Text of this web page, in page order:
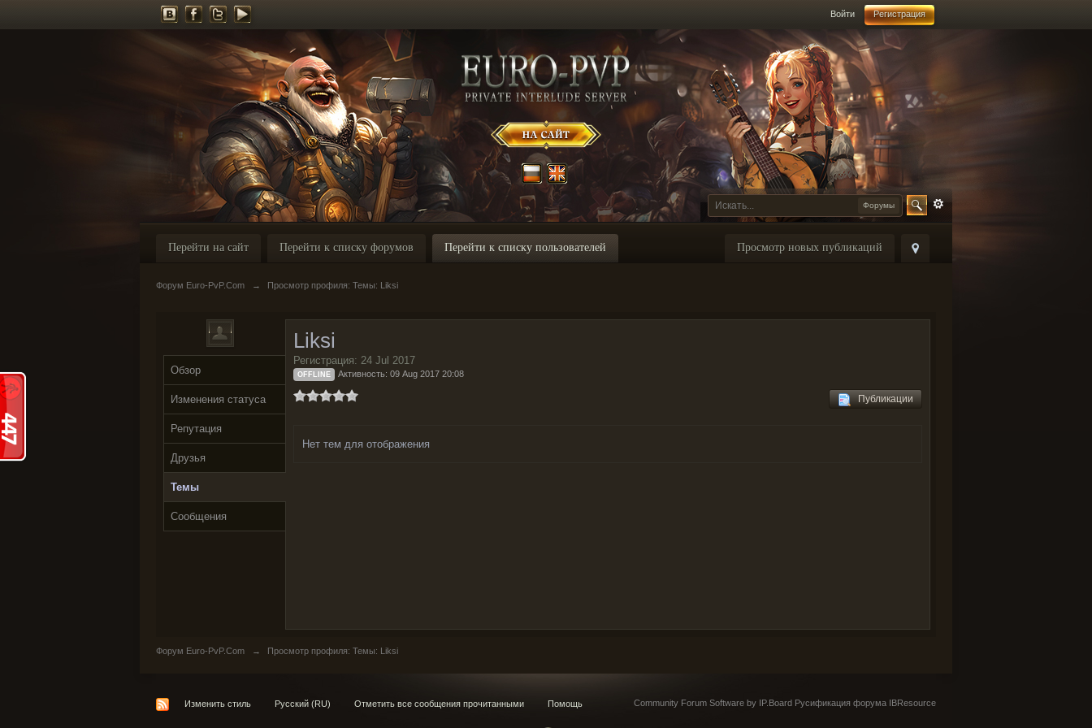
Войти Регистрация
Форумы
Просмотр новых публикаций
Перейти на сайт Перейти к списку форумов Перейти к списку пользователей
Форум Euro-PvP.Com → Просмотр профиля: Темы: Liksi
Обзор
Изменения статуса
Репутация
Друзья
Темы
Сообщения
Liksi
Регистрация: 24 Jul 2017
OFFLINE Активность: 09 Aug 2017 20:08
Публикации
Нет тем для отображения
Форум Euro-PvP.Com → Просмотр профиля: Темы: Liksi
Изменить стиль Русский (RU) Отметить все сообщения прочитанными Помощь Community Forum Software by IP.Board Русификация форума IBResource